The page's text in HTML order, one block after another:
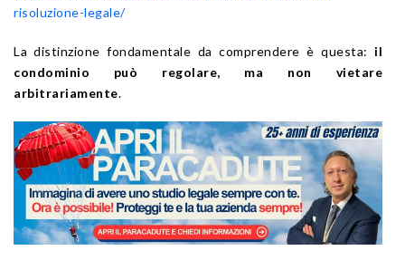
risoluzione-legale/
La distinzione fondamentale da comprendere è questa: il
condominio può regolare, ma non vietare
arbitrariamente.